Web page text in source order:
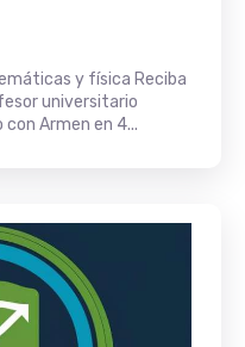
y física Reciba
universitario
Armen en 4...